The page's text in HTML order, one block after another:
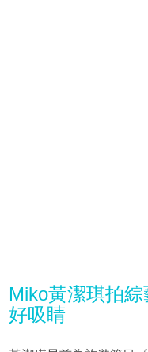
Miko黃潔琪拍
好吸睛